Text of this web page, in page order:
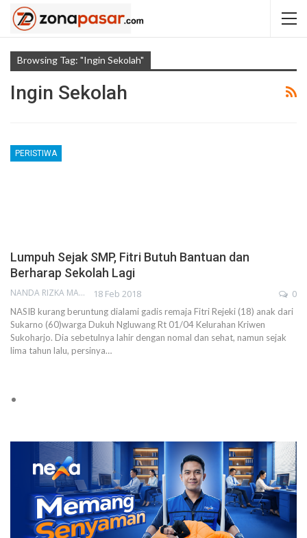
Browsing Tag: "ingin Sekolah"
Ingin Sekolah
PERISTIWA
Lumpuh Sejak SMP, Fitri Butuh Bantuan dan
Berharap Sekolah Lagi
NANDA RIZKA MAHENDRA 18 Feb 2018 0
NASIB kurang beruntung dialami gadis remaja Fitri Rejeki (18) anak dari
Sukarno (60)warga Dukuh Ngluwang Rt 01/04 Kelurahan Kriwen
Sukoharjo. Dia sebetulnya lahir dengan nomal dan sehat, namun sejak
lima tahun lalu, persinya…